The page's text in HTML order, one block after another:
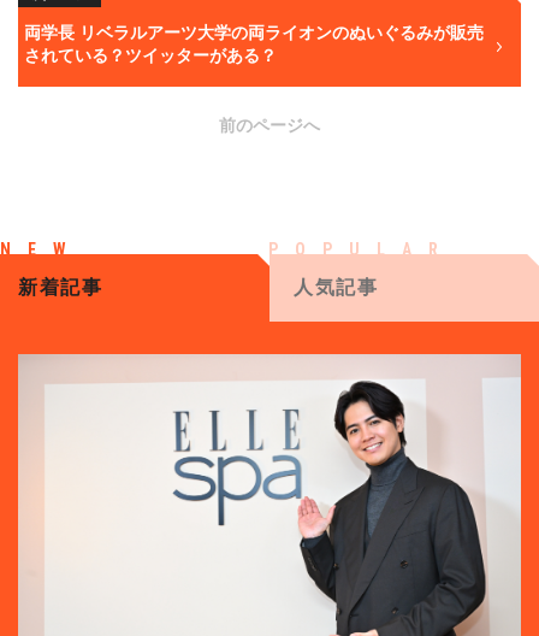
両学長 リベラルアーツ大学の両ライオンのぬいぐるみが販売
されている？ツイッターがある？
前のページへ
新着記事 人気記事